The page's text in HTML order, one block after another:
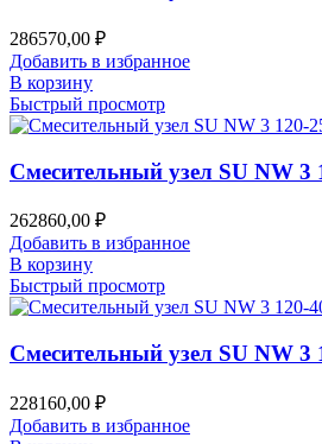
286570,00 ₽
Добавить в избранное
В корзину
Быстрый просмотр
Смесительный узел SU NW 3
262860,00 ₽
Добавить в избранное
В корзину
Быстрый просмотр
Смесительный узел SU NW 3
228160,00 ₽
Добавить в избранное